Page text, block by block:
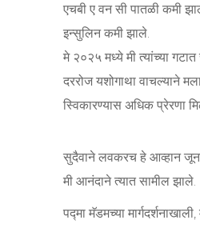
एचबी ए वन सी पातळी कमी
इन्सुलिन कमी झाले.
मे २०२५ मध्ये मी त्यांच्या
दररोज यशोगाथा वाचल्याने
स्विकारण्यास अधिक प्रेरणा
सुदैवाने लवकरच हे आव्हान
मी आनंदाने त्यात सामील झाले.
पद्मा मॅडमच्या